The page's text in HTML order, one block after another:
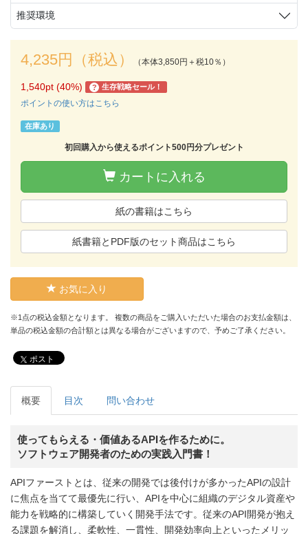
推奨環境
4,235円（税込） （本体3,850円＋税10％）
1,540pt (40%) ? 生存戦略セール！
ポイントの使い方はこちら
在庫あり
初回購入から使えるポイント500円分プレゼント
カートに入れる
紙の書籍はこちら
紙書籍とPDF版のセット商品はこちら
お気に入り
※1点の税込金額となります。 複数の商品をご購入いただいた場合のお支払金額は、
単品の税込金額の合計額とは異なる場合がございますので、予めご了承ください。
ポスト
概要 目次 問い合わせ
使ってもらえる・価値あるAPIを作るために。
ソフトウェア開発者のための実践入門書！
APIファーストとは、従来の開発では後付けが多かったAPIの設計
に焦点を当てて最優先に行い、APIを中心に組織のデジタル資産や
能力を戦略的に構築していく開発手法です。従来のAPI開発が抱え
る課題を解消し、柔軟性、一貫性、開発効率向上といったメリッ